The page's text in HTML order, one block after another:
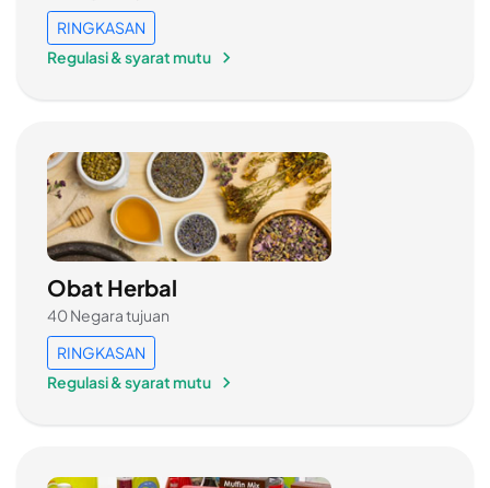
RINGKASAN
Regulasi & syarat mutu
Obat Herbal
40 Negara tujuan
RINGKASAN
Regulasi & syarat mutu